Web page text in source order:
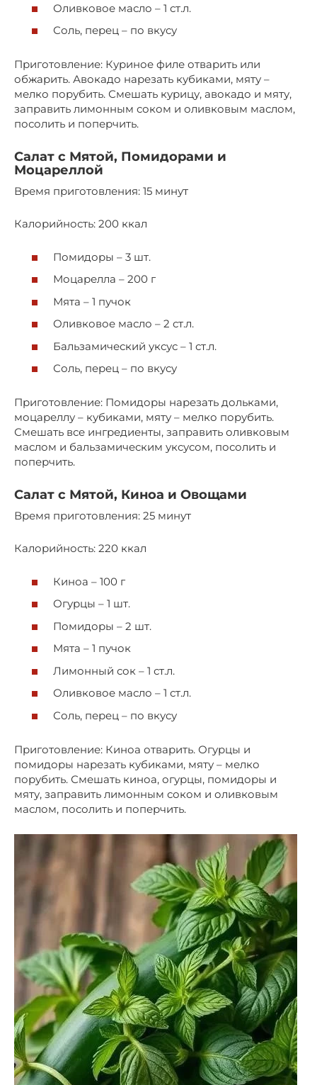
Оливковое масло – 1 ст.л.
Соль, перец – по вкусу
Приготовление: Куриное филе отварить или
обжарить. Авокадо нарезать кубиками, мяту –
мелко порубить. Смешать курицу, авокадо и мяту,
заправить лимонным соком и оливковым маслом,
посолить и поперчить.
Салат с Мятой, Помидорами и
Моцареллой
Время приготовления: 15 минут
Калорийность: 200 ккал
Помидоры – 3 шт.
Моцарелла – 200 г
Мята – 1 пучок
Оливковое масло – 2 ст.л.
Бальзамический уксус – 1 ст.л.
Соль, перец – по вкусу
Приготовление: Помидоры нарезать дольками,
моцареллу – кубиками, мяту – мелко порубить.
Смешать все ингредиенты, заправить оливковым
маслом и бальзамическим уксусом, посолить и
поперчить.
Салат с Мятой, Киноа и Овощами
Время приготовления: 25 минут
Калорийность: 220 ккал
Киноа – 100 г
Огурцы – 1 шт.
Помидоры – 2 шт.
Мята – 1 пучок
Лимонный сок – 1 ст.л.
Оливковое масло – 1 ст.л.
Соль, перец – по вкусу
Приготовление: Киноа отварить. Огурцы и
помидоры нарезать кубиками, мяту – мелко
порубить. Смешать киноа, огурцы, помидоры и
мяту, заправить лимонным соком и оливковым
маслом, посолить и поперчить.